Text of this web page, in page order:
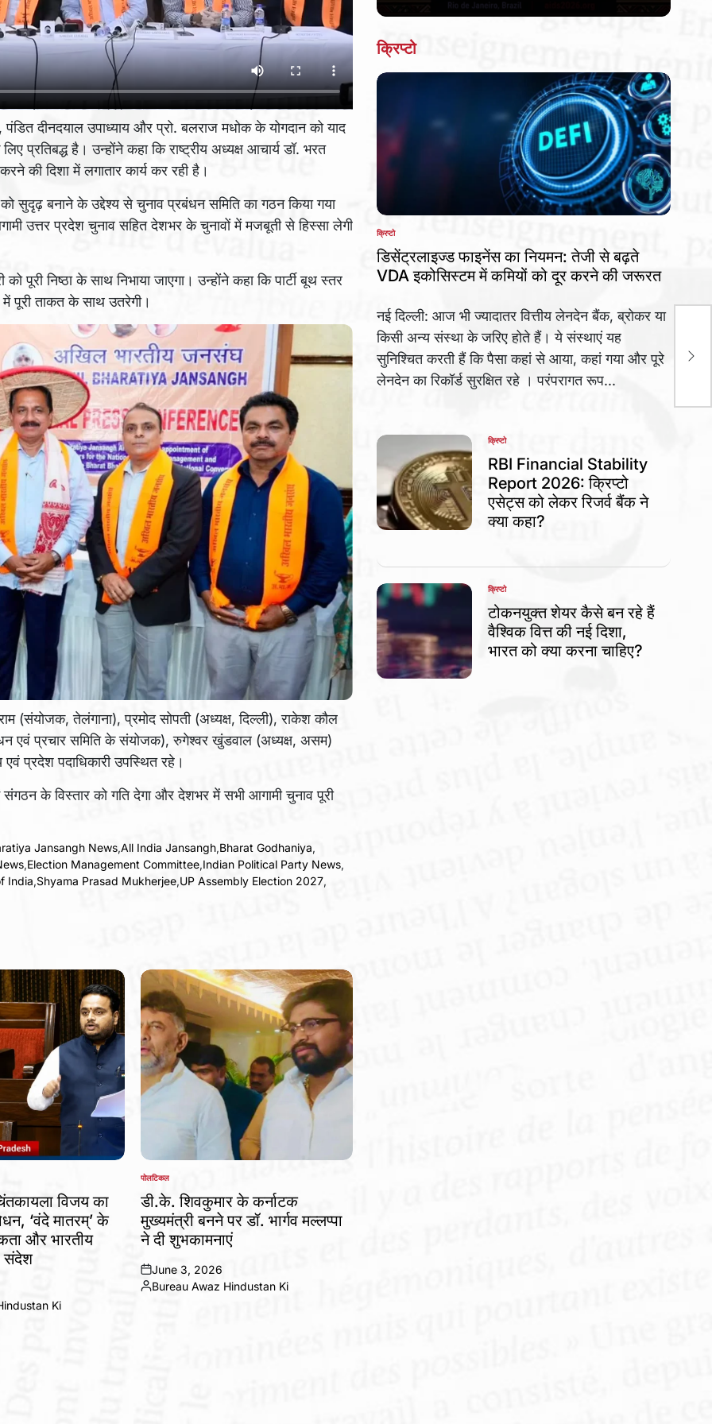
पंडित दीनदयाल उपाध्याय और प्रो. बलराज मधोक के योगदान को याद
प्रतिबद्ध है। उन्होंने कहा कि राष्ट्रीय अध्यक्ष आचार्य डॉ. भरत
की दिशा में लगातार कार्य कर रही है।
सुदृढ़ बनाने के उद्देश्य से चुनाव प्रबंधन समिति का गठन किया गया
उत्तर प्रदेश चुनाव सहित देशभर के चुनावों में मजबूती से हिस्सा लेगी
पूरी निष्ठा के साथ निभाया जाएगा। उन्होंने कहा कि पार्टी बूथ स्तर
पूरी ताकत के साथ उतरेगी।
(संयोजक, तेलंगाना), प्रमोद सोपती (अध्यक्ष, दिल्ली), राकेश कौल
एवं प्रचार समिति के संयोजक), रुगेश्वर खुंडवाल (अध्यक्ष, असम)
प्रदेश पदाधिकारी उपस्थित रहे।
के विस्तार को गति देगा और देशभर में सभी आगामी चुनाव पूरी
Jansangh News,All India Jansangh,Bharat Godhaniya,
,Election Management Committee,Indian Political Party News,
India,Shyama Prasad Mukherjee,UP Assembly Election 2027,
विजय का
‘वंदे मातरम्’ के
और भारतीय
संदेश
Ki
POSTED
IN
पोलटिकल
डी.के. शिवकुमार के कर्नाटक
मुख्यमंत्री बनने पर डॉ. भार्गव मल्लप्पा
ने दी शुभकामनाएं
on
June 3, 2026
Posted
Bureau Awaz Hindustan Ki
क्रिप्टो
POSTED
IN
क्रिप्टो
डिसेंट्रलाइज्ड फाइनेंस का नियमन: तेजी से बढ़ते
VDA इकोसिस्टम में कमियों को दूर करने की जरूरत
नई दिल्ली: आज भी ज्यादातर वित्तीय लेनदेन बैंक, ब्रोकर या
किसी अन्य संस्था के जरिए होते हैं। ये संस्थाएं यह
सुनिश्चित करती हैं कि पैसा कहां से आया, कहां गया और पूरे
लेनदेन का रिकॉर्ड सुरक्षित रहे । परंपरागत रूप...
POSTED
IN
क्रिप्टो
RBI Financial Stability
Report 2026: क्रिप्टो
एसेट्स को लेकर रिजर्व बैंक ने
क्या कहा?
POSTED
IN
क्रिप्टो
टोकनयुक्त शेयर कैसे बन रहे हैं
वैश्विक वित्त की नई दिशा,
भारत को क्या करना चाहिए?